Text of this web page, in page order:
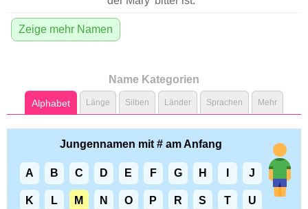
Zeige mehr Namen
Name Kategorien
Alphabet Länge Silben Länder Sprachen Mehr
Jungennamen mit # am Anfang
A B C D E F G H J
K L M N O P R S T U